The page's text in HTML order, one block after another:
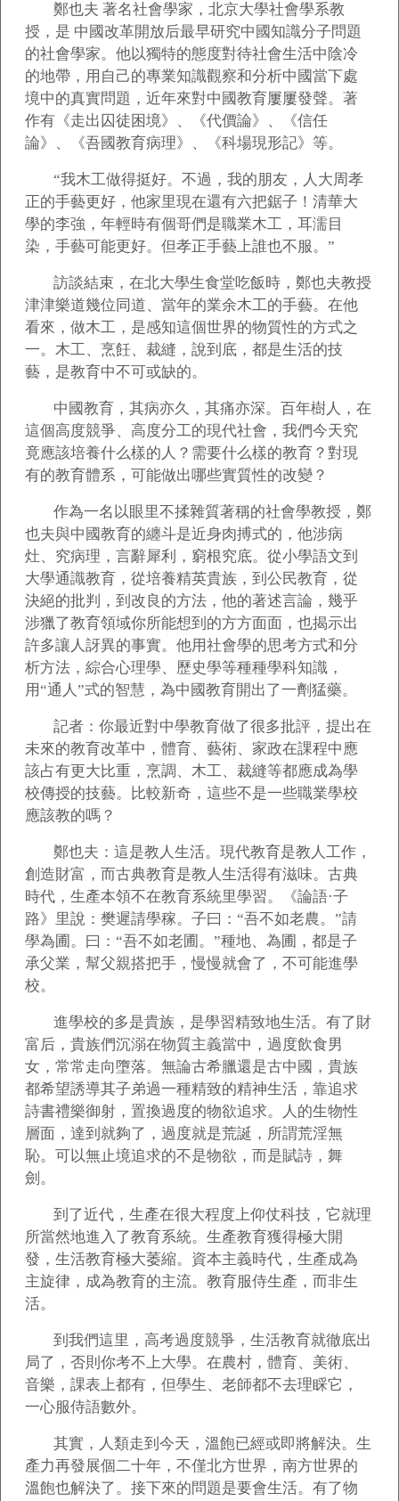
鄭也夫 著名社會學家，北京大學社會學系教
授，是 中國改革開放后最早研究中國知識分子問題
的社會學家。他以獨特的態度對待社會生活中陰冷
的地帶，用自己的專業知識觀察和分析中國當下處
境中的真實問題，近年來對中國教育屢屢發聲。著
作有《走出囚徒困境》、《代價論》、《信任
論》、《吾國教育病理》、《科場現形記》等。
“我木工做得挺好。不過，我的朋友，人大周孝
正的手藝更好，他家里現在還有六把鋸子！清華大
學的李強，年輕時有個哥們是職業木工，耳濡目
染，手藝可能更好。但孝正手藝上誰也不服。”
訪談結束，在北大學生食堂吃飯時，鄭也夫教授
津津樂道幾位同道、當年的業余木工的手藝。在他
看來，做木工，是感知這個世界的物質性的方式之
一。木工、烹飪、裁縫，說到底，都是生活的技
藝，是教育中不可或缺的。
中國教育，其病亦久，其痛亦深。百年樹人，在
這個高度競爭、高度分工的現代社會，我們今天究
竟應該培養什么樣的人？需要什么樣的教育？對現
有的教育體系，可能做出哪些實質性的改變？
作為一名以眼里不揉雜質著稱的社會學教授，鄭
也夫與中國教育的纏斗是近身肉搏式的，他涉病
灶、究病理，言辭犀利，窮根究底。從小學語文到
大學通識教育，從培養精英貴族，到公民教育，從
決絕的批判，到改良的方法，他的著述言論，幾乎
涉獵了教育領域你所能想到的方方面面，也揭示出
許多讓人訝異的事實。他用社會學的思考方式和分
析方法，綜合心理學、歷史學等種種學科知識，
用“通人”式的智慧，為中國教育開出了一劑猛藥。
記者：你最近對中學教育做了很多批評，提出在
未來的教育改革中，體育、藝術、家政在課程中應
該占有更大比重，烹調、木工、裁縫等都應成為學
校傳授的技藝。比較新奇，這些不是一些職業學校
應該教的嗎？
鄭也夫：這是教人生活。現代教育是教人工作，
創造財富，而古典教育是教人生活得有滋味。古典
時代，生產本領不在教育系統里學習。《論語·子
路》里說：樊遲請學稼。子曰：“吾不如老農。”請
學為圃。曰：“吾不如老圃。”種地、為圃，都是子
承父業，幫父親搭把手，慢慢就會了，不可能進學
校。
進學校的多是貴族，是學習精致地生活。有了財
富后，貴族們沉溺在物質主義當中，過度飲食男
女，常常走向墮落。無論古希臘還是古中國，貴族
都希望誘導其子弟過一種精致的精神生活，靠追求
詩書禮樂御射，置換過度的物欲追求。人的生物性
層面，達到就夠了，過度就是荒誕，所謂荒淫無
恥。可以無止境追求的不是物欲，而是賦詩，舞
劍。
到了近代，生產在很大程度上仰仗科技，它就理
所當然地進入了教育系統。生產教育獲得極大開
發，生活教育極大萎縮。資本主義時代，生產成為
主旋律，成為教育的主流。教育服侍生產，而非生
活。
到我們這里，高考過度競爭，生活教育就徹底出
局了，否則你考不上大學。在農村，體育、美術、
音樂，課表上都有，但學生、老師都不去理睬它，
一心服侍語數外。
其實，人類走到今天，溫飽已經或即將解決。生
產力再發展個二十年，不僅北方世界，南方世界的
溫飽也解決了。接下來的問題是要會生活。有了物